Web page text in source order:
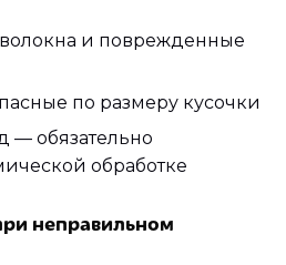
и поврежденные
по размеру кусочки
— обязательно
обработке
неправильном